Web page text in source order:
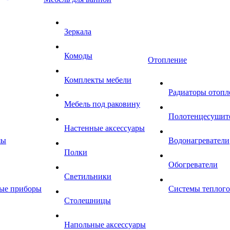
приборы
Зеркала
Комоды
Комплекты мебели
Мебель под раковину
Настенные аксессуары
Полки
Светильники
Столешницы
Напольные аксессуары
Отопление
Радиаторы
Водонагреватели
Обогреватели
Системы